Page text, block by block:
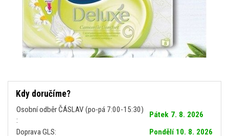
Kdy doručíme?
Osobní odběr ČÁSLAV (po-pá 7:00-15:30)
:
Pátek 7. 8. 2026
Doprava GLS:
Pondělí 10. 8. 2026